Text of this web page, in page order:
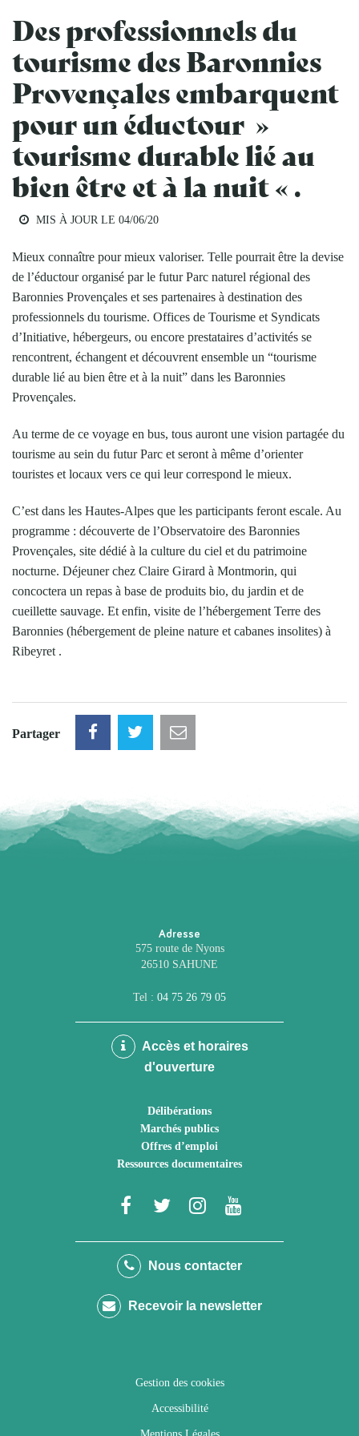
Des professionnels du
tourisme des Baronnies
Provençales embarquent
pour un éductour »
tourisme durable lié au
bien être et à la nuit « .
MIS À JOUR LE 04/06/20
Mieux connaître pour mieux valoriser. Telle pourrait être la devise
de l’éductour organisé par le futur Parc naturel régional des
Baronnies Provençales et ses partenaires à destination des
professionnels du tourisme. Offices de Tourisme et Syndicats
d’Initiative, hébergeurs, ou encore prestataires d’activités se
rencontrent, échangent et découvrent ensemble un “tourisme
durable lié au bien être et à la nuit” dans les Baronnies
Provençales.
Au terme de ce voyage en bus, tous auront une vision partagée du
tourisme au sein du futur Parc et seront à même d’orienter
touristes et locaux vers ce qui leur correspond le mieux.
C’est dans les Hautes-Alpes que les participants feront escale. Au
programme : découverte de l’Observatoire des Baronnies
Provençales, site dédié à la culture du ciel et du patrimoine
nocturne. Déjeuner chez Claire Girard à Montmorin, qui
concoctera un repas à base de produits bio, du jardin et de
cueillette sauvage. Et enfin, visite de l’hébergement Terre des
Baronnies (hébergement de pleine nature et cabanes insolites) à
Ribeyret .
Partager
Adresse
575 route de Nyons
26510 SAHUNE
Tel : 04 75 26 79 05
Accès et horaires
d'ouverture
Délibérations
Marchés publics
Offres d’emploi
Ressources documentaires
Lien
le
Facebook
Lien
le
Twitter
Lien
le
Instagram
Youtube
Nous contacter
Recevoir la newsletter
Gestion des cookies
Accessibilité